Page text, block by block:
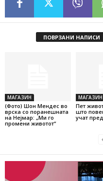
ПОВРЗАНИ НАПИСИ
МАГАЗИН
(Фото) Шон Мендес во
врска со поранешната
на Нејмар: „Ми го
промени животот“
МАГАЗИН
Пет
што
учат